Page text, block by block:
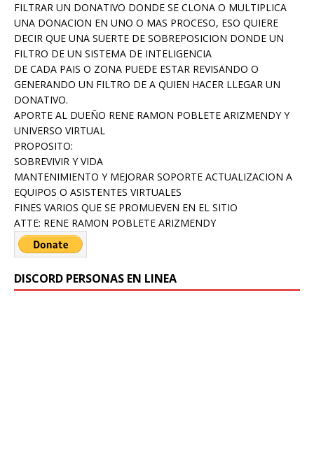
FILTRAR UN DONATIVO DONDE SE CLONA O MULTIPLICA
UNA DONACION EN UNO O MAS PROCESO, ESO QUIERE
DECIR QUE UNA SUERTE DE SOBREPOSICION DONDE UN
FILTRO DE UN SISTEMA DE INTELIGENCIA
DE CADA PAIS O ZONA PUEDE ESTAR REVISANDO O
GENERANDO UN FILTRO DE A QUIEN HACER LLEGAR UN
DONATIVO.
APORTE AL DUEÑO RENE RAMON POBLETE ARIZMENDY Y
UNIVERSO VIRTUAL
PROPOSITO:
SOBREVIVIR Y VIDA
MANTENIMIENTO Y MEJORAR SOPORTE ACTUALIZACION A
EQUIPOS O ASISTENTES VIRTUALES
FINES VARIOS QUE SE PROMUEVEN EN EL SITIO
ATTE: RENE RAMON POBLETE ARIZMENDY
DISCORD PERSONAS EN LINEA